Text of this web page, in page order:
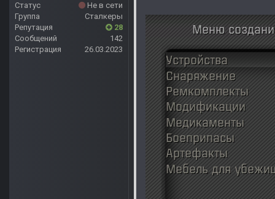
Статус
Не в сети
Группа
Сталкеры
Репутация
28
Сообщений
142
Регистрация
26.03.2023